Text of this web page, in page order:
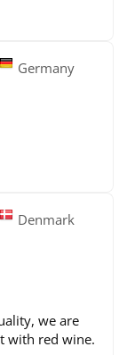
Germany
Denmark
we are
with red wine.